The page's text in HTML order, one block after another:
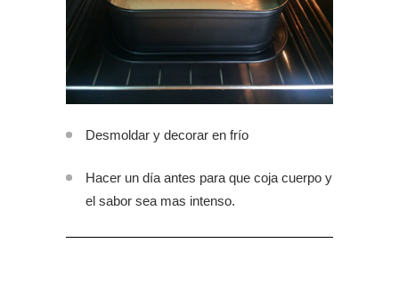
Desmoldar y decorar en frío
Hacer un día antes para que coja cuerpo y
el sabor sea mas intenso.